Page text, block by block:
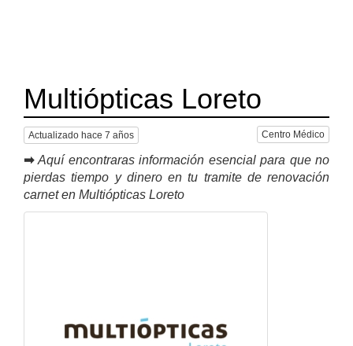
Multiópticas Loreto
Actualizado hace 7 años Centro Médico
➡ Aquí encontraras información esencial para que no
pierdas tiempo y dinero en tu tramite de renovación
carnet en Multiópticas Loreto